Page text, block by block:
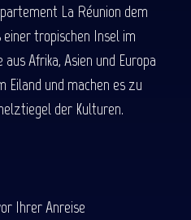
La Réunion dem
einer tropischen Insel im
Afrika, Asien und Europa
Eiland und machen es zu
der Kulturen.
Ihrer Anreise